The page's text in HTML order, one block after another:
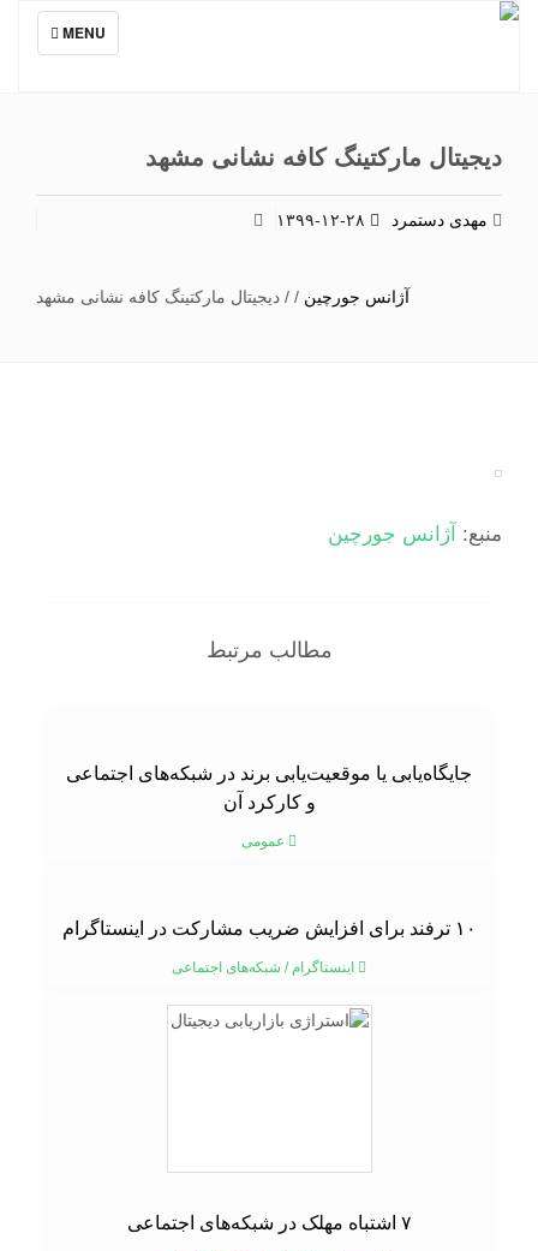
TOGGLE
NAVIGATION
MENU
دیجیتال مارکتینگ کافه نشانی مشهد
مهدی دستمرد
آژانس جورچین/
/دیجیتال مارکتینگ کافه نشانی مشهد
منبع:آژانس جورچین
مطالب مرتبط
جایگاه‌یابی یا موقعیت‌یابی برند در شبکه‌های اجتماعی
و کارکرد آن
عمومی
۱۰ ترفند برای افزایش ضریب مشارکت در اینستاگرام
اینستاگرام/شبکه‌های اجتماعی